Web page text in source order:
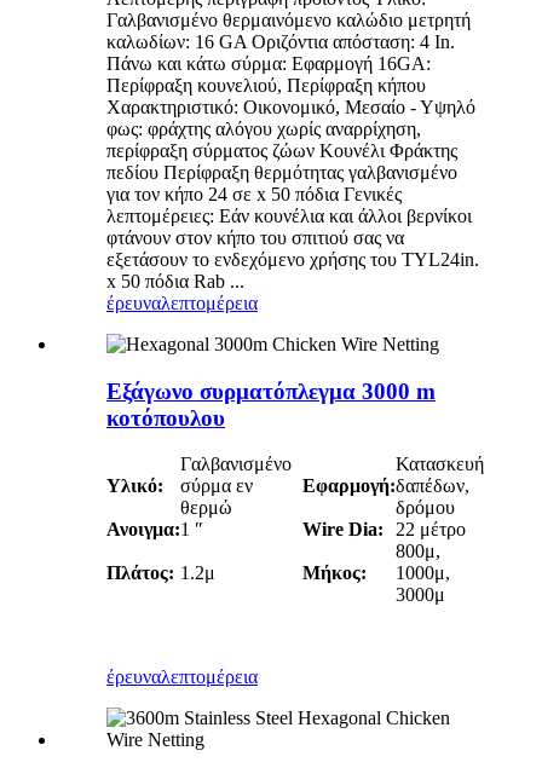
Γαλβανισμένο θερμαινόμενο καλώδιο μετρητή
καλωδίων: 16 GA Οριζόντια απόσταση: 4 In.
Πάνω και κάτω σύρμα: Εφαρμογή 16GA:
Περίφραξη κουνελιού, Περίφραξη κήπου
Χαρακτηριστικό: Οικονομικό, Μεσαίο - Υψηλό
φως: φράχτης αλόγου χωρίς αναρρίχηση,
περίφραξη σύρματος ζώων Κουνέλι Φράκτης
πεδίου Περίφραξη θερμότητας γαλβανισμένο
για τον κήπο 24 σε x 50 πόδια Γενικές
λεπτομέρειες: Εάν κουνέλια και άλλοι βερνίκοι
φτάνουν στον κήπο του σπιτιού σας να
εξετάσουν το ενδεχόμενο χρήσης του TYL24in.
x 50 πόδια Rab ...
έρευναλεπτομέρεια
Εξάγωνο συρματόπλεγμα 3000 m
κοτόπουλου
Υλικό:
Γαλβανισμένο
σύρμα εν
θερμώ
Εφαρμογή:
Κατασκευή
δαπέδων,
δρόμου
Ανοιγμα:1 ″ Wire Dia: 22 μέτρο
Πλάτος: 1.2μ Μήκος:
800μ,
1000μ,
3000μ
έρευναλεπτομέρεια